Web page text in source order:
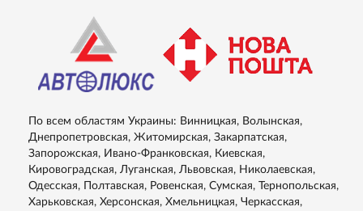
По всем областям Украины: Винницкая, Волынская,
Днепропетровская, Житомирская, Закарпатская,
Запорожская, Ивано-Франковская, Киевская,
Кировоградская, Луганская, Львовская, Николаевская,
Одесская, Полтавская, Ровенская, Сумская, Тернопольская,
Харьковская, Херсонская, Хмельницкая, Черкасская,